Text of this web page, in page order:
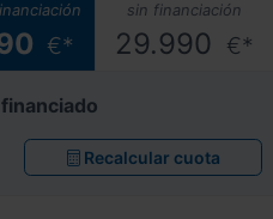
€*
sin financiación
29.990 €*
Recalcular cuota